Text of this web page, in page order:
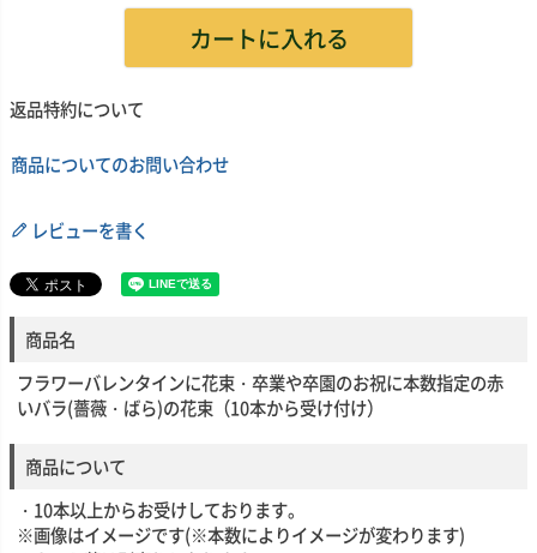
カートに入れる
返品特約について
商品についてのお問い合わせ
レビューを書く
商品名
フラワーバレンタインに花束・卒業や卒園のお祝に本数指定の赤
いバラ(薔薇・ばら)の花束（10本から受け付け）
商品について
・10本以上からお受けしております。
※画像はイメージです(※本数によりイメージが変わります)